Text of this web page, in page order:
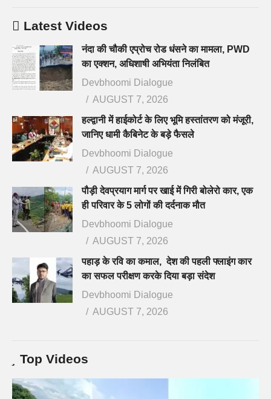
Latest Videos
नंदा की चौकी एप्रोच रोड धंसने का मामला, PWD
का एक्शन, अधिशाषी अभियंता निलंबित
Devbhoomi Dialogue
AUGUST 7, 2026
हल्द्वानी में हाईकोर्ट के लिए भूमि हस्तांतरण को मंजूरी,
जानिए धामी कैबिनेट के बड़े फैसले
Devbhoomi Dialogue
AUGUST 7, 2026
पौड़ी देवप्रयाग मार्ग पर खाई में गिरी बोलेरो कार, एक
ही परिवार के 5 लोगों की दर्दनाक मौत
Devbhoomi Dialogue
AUGUST 7, 2026
पहाड़ के रवि का कमाल, देश की पहली फ्लाइंग कार
का सफल परीक्षण करके दिया बड़ा संदेश
Devbhoomi Dialogue
AUGUST 7, 2026
Top Videos